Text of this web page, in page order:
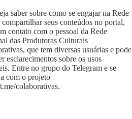
saber sobre como se engajar na Rede
compartilhar seus conteúdos no portal,
contato com o pessoal da Rede
das Produtoras Culturais
que tem diversas usuárias e pode
esclarecimentos sobre os usos
Entre no grupo do Telegram e se
com o projeto
colaborativas.